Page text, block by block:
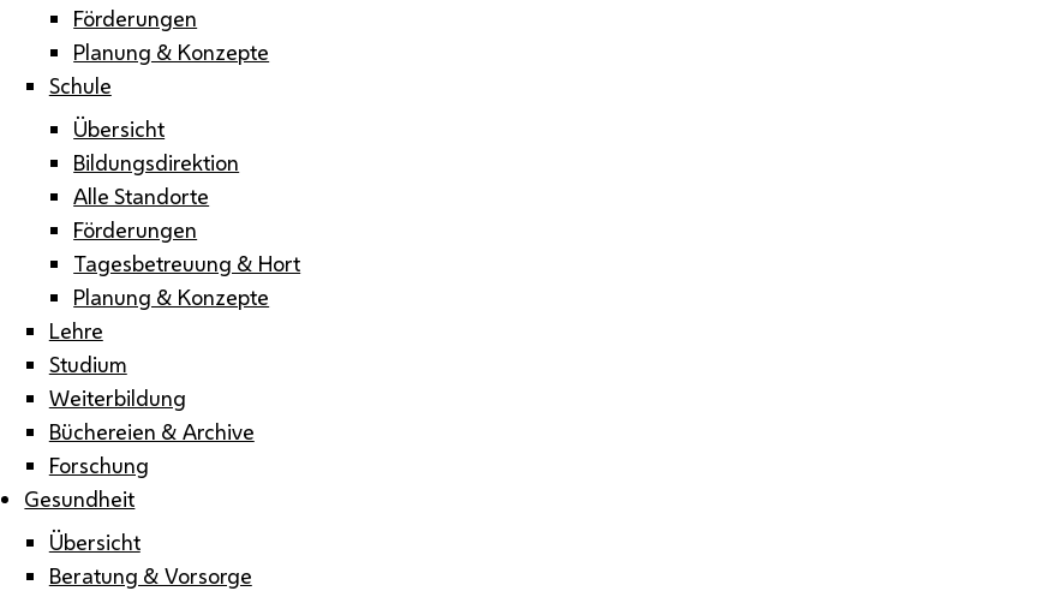
Förderungen
Planung & Konzepte
Schule
Übersicht
Bildungsdirektion
Alle Standorte
Förderungen
Tagesbetreuung & Hort
Planung & Konzepte
Lehre
Studium
Weiterbildung
Büchereien & Archive
Forschung
Gesundheit
Übersicht
Beratung & Vorsorge